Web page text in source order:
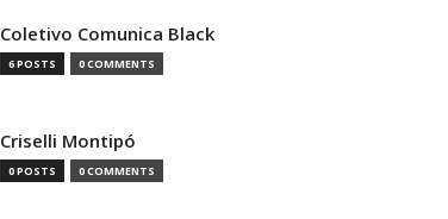
Coletivo Comunica Black
6 POSTS 0 COMMENTS
Criselli Montipó
0 POSTS 0 COMMENTS